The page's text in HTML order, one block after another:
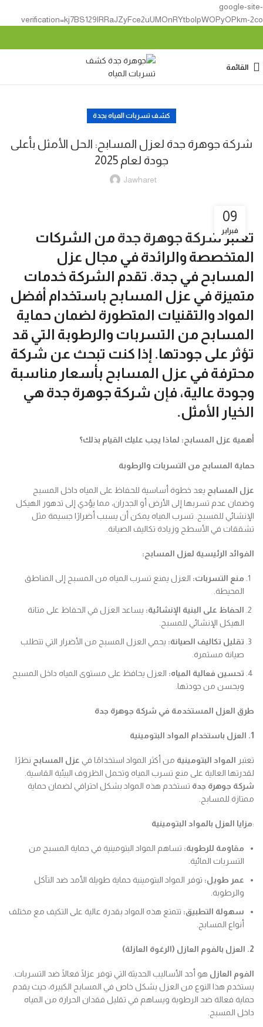
google-site-
verification=kj7BS129lRRaJZyFce2uUMOnRYtbolpWOPyOPkm-2co
القائمة
كشف تسربات المياه بجدة
شركة جوهرة جدة لعزل المسابح: الحل الأمثل بأعلى
جودة لعام 2025
Jawharet
09
فبراير
تعتبرشركة جوهرة جدة من الشركات
المتخصصة والرائدة في مجال عزل
المسابح في جدة. تقدم الشركة خدمات
متميزة في عزل المسابح باستخدام أفضل
المواد والتقنيات المتطورة لضمان حماية
المسابح من التسربات والرطوبة التي قد
تؤثر على جودتها. إذا كنت تبحث عن شركة
محترفة في عزل المسابح بأسعار مناسبة
وجودة عالية، فإن شركة جوهرة جدة هي
الخيار الأمثل.
أهمية عزل المسابح: لماذا يجب عليك القيام بذلك؟
حماية المسابح من التسربات والرطوبة
عزل المسابح يعد خطوة أساسية للحفاظ على المياه داخل المسبح
وضمان عدم تسربها إلى الأرض أو الجدران، مما يؤدي إلى تدهور الهيكل
الإنشائي للمسبح. تسرب المياه يمكن أن يسبب أضرارًا جسيمة مثل
تشققات في الأسطح وزيادة تكاليف الصيانة.
الفوائد الرئيسية لعزل المسابح :
منع التسربات: العزل يمنع تسرب المياه من المسبح إلى المناطق
المحيطة.
الحفاظ على البنية الإنشائية: يساعد العزل في الحفاظ على متانة
الهيكل الإنشائي للمسبح.
تقليل تكاليف الصيانة: يحمي العزل المسبح من الأضرار التي تتطلب
صيانة مستمرة.
تحسين فعالية المياه: العزل يحافظ على مستوى المياه داخل المسبح
ويحسن من جودتها.
طرق العزل المستخدمة في شركة جوهرة جدة
1. العزل باستخدام المواد البتومينية
تعتبر المواد البتومينية من أكثر المواد استخدامًا في عزل المسابح نظرًا
لقدرتها العالية على منع تسرب المياه وتحمل الظروف البيئية القاسية.
شركة جوهرة جدة تستخدم هذه المواد بشكل احترافي لضمان حماية
ممتازة للمسابح.
:مزايا العزل بالمواد البتومينية
مقاومة للرطوبة: تساهم المواد البتومينية في حماية المسبح من
التسربات المائية.
عمر طويل: توفر المواد البتومينية حماية طويلة الأمد ضد التآكل
والرطوبة.
سهولة التطبيق: تتمتع هذه المواد بقدرة عالية على التكيف مع مختلف
أنواع المسابح.
2. العزل بالفوم العازل (الرغوة العازلة)
الفوم العازل هو أحد الأساليب الحديثة التي توفر عزلًا فعالًا ضد التسربات.
يستخدم هذا النوع من العزل بشكل خاص في المسابح الكبيرة، حيث يقدم
حماية فعالة ضد الرطوبة ويساهم في تقليل فقدان الحرارة من المياه
داخل المسبح.